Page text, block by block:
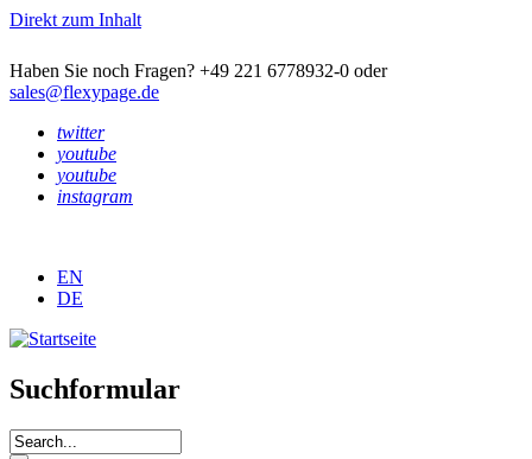
Direkt zum Inhalt
Haben Sie noch Fragen? +49 221 6778932-0 oder
sales@flexypage.de
twitter
youtube
youtube
instagram
EN
DE
Suchformular